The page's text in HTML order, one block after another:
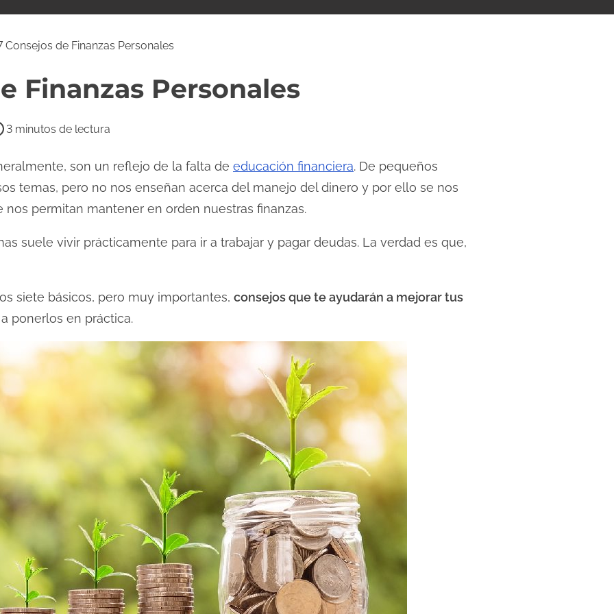
Consejos de Finanzas Personales
Finanzas Personales
3 minutos de lectura
son un reflejo de la falta de educación financiera. De pequeños
temas, pero no nos enseñan acerca del manejo del dinero y por ello se nos
permitan mantener en orden nuestras finanzas.
suele vivir prácticamente para ir a trabajar y pagar deudas. La verdad es que,
siete básicos, pero muy importantes, consejos que te ayudarán a mejorar tus
ponerlos en práctica.